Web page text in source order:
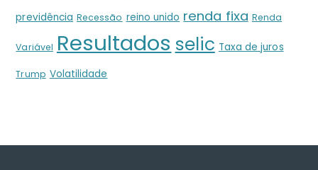
previdência Recessão reino unido renda fixa Renda
Variável Resultados selic Taxa de juros
Trump Volatilidade